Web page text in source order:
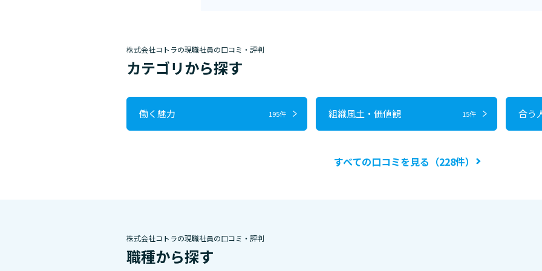
株式会社コトラの現職社員の口コミ・評判
カテゴリから探す
働く魅力 195件 組織風土・価値観 15件 合う
すべての口コミを見る（228件）
株式会社コトラの現職社員の口コミ・評判
職種から探す